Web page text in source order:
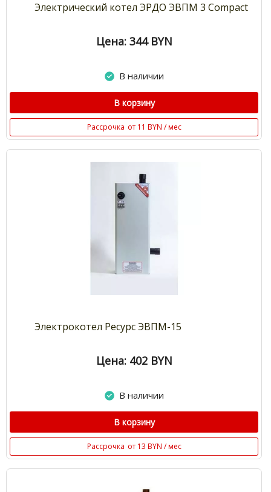
Электрический котел ЭРДО ЭВПМ 3 Compact
Цена: 344 BYN
В наличии
В корзину
Рассрочка от 11 BYN / мес
Электрокотел Ресурс ЭВПМ-15
Цена: 402 BYN
В наличии
В корзину
Рассрочка от 13 BYN / мес